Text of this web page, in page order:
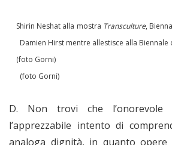
Shirin Neshat alla mostra Transculture,
Damien Hirst mentre allestisce alla Biennale
(foto
(foto Gorni)
D. Non trovi che l’onorevole
l’apprezzabile intento di
analoga dignità, in quanto opere